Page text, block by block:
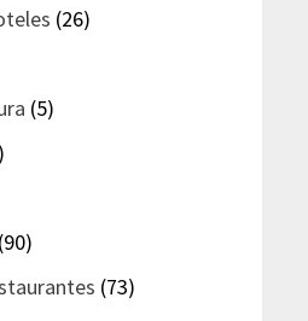
(26)
(5)
(90)
(73)